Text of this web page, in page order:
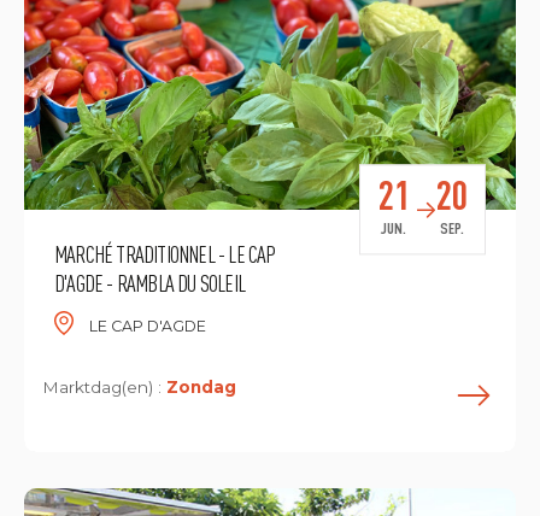
MARCHÉ TRADITIONNEL - LE CAP
D'AGDE - RAMBLA DU SOLEIL
LE CAP D'AGDE
21
JUN.
20
SEP.
Marktdag(en) : Zondag